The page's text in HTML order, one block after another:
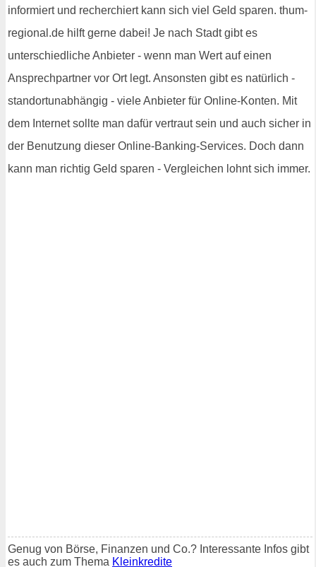
informiert und recherchiert kann sich viel Geld sparen. thum-
regional.de hilft gerne dabei! Je nach Stadt gibt es
unterschiedliche Anbieter - wenn man Wert auf einen
Ansprechpartner vor Ort legt. Ansonsten gibt es natürlich -
standortunabhängig - viele Anbieter für Online-Konten. Mit
dem Internet sollte man dafür vertraut sein und auch sicher in
der Benutzung dieser Online-Banking-Services. Doch dann
kann man richtig Geld sparen - Vergleichen lohnt sich immer.
Genug von Börse, Finanzen und Co.? Interessante Infos gibt
es auch zum Thema Kleinkredite